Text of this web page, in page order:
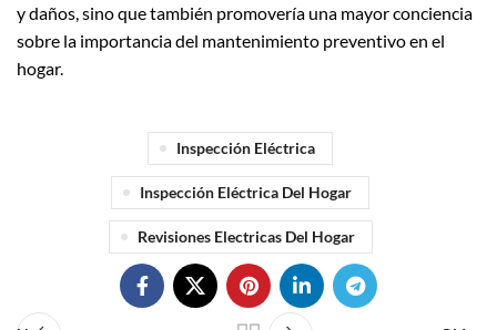
y daños, sino que también promovería una mayor conciencia
sobre la importancia del mantenimiento preventivo en el
hogar.
Inspección Eléctrica
Inspección Eléctrica Del Hogar
Revisiones Electricas Del Hogar